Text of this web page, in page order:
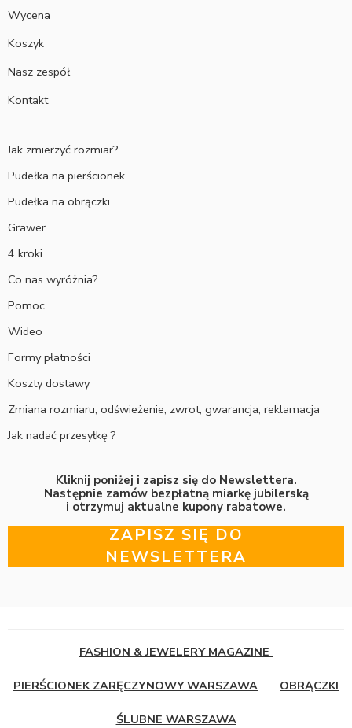
Wycena
Koszyk
Nasz zespół
Kontakt
Jak zmierzyć rozmiar?
Pudełka na pierścionek
Pudełka na obrączki
Grawer
4 kroki
Co nas wyróżnia?
Pomoc
Wideo
Formy płatności
Koszty dostawy
Zmiana rozmiaru, odświeżenie, zwrot, gwarancja, reklamacja
Jak nadać przesyłkę ?
Kliknij poniżej i zapisz się do Newslettera.
Następnie zamów bezpłatną miarkę jubilerską
i otrzymuj aktualne kupony rabatowe.
ZAPISZ SIĘ DO
NEWSLETTERA
FASHION & JEWELERY MAGAZINE
PIERŚCIONEK ZARĘCZYNOWY WARSZAWA OBRĄCZKI
ŚLUBNE WARSZAWA